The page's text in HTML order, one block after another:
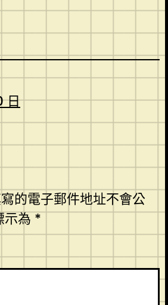
日
的電子郵件地址不會公
示為*